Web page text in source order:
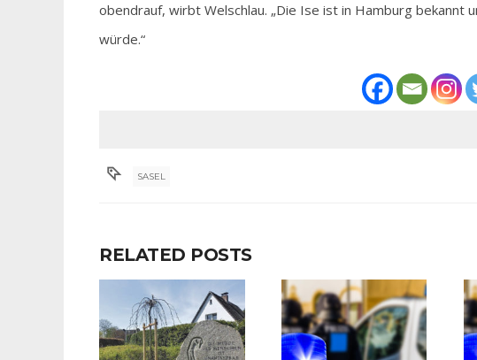
obendrauf, wirbt Welschlau. „Die Ise ist in Hamburg bekannt
würde.“
SASEL
RELATED POSTS